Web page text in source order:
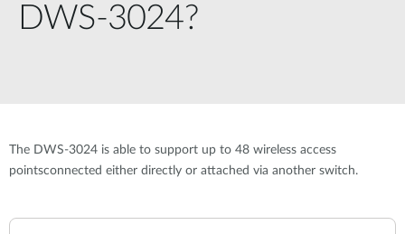
DWS-3024?
The DWS-3024 is able to support up to 48 wireless access
pointsconnected either directly or attached via another switch.